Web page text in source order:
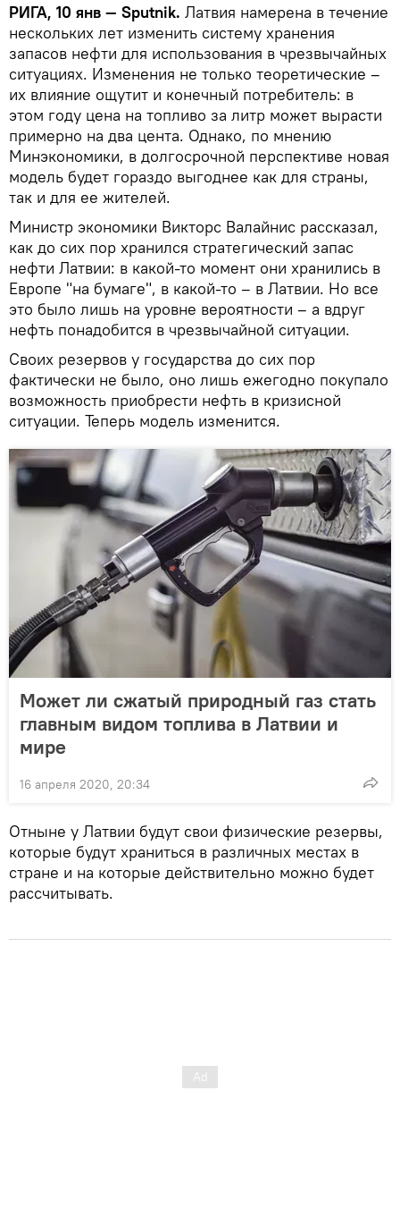
РИГА, 10 янв — Sputnik. Латвия намерена в течение
нескольких лет изменить систему хранения
запасов нефти для использования в чрезвычайных
ситуациях. Изменения не только теоретические –
их влияние ощутит и конечный потребитель: в
этом году цена на топливо за литр может вырасти
примерно на два цента. Однако, по мнению
Минэкономики, в долгосрочной перспективе новая
модель будет гораздо выгоднее как для страны,
так и для ее жителей.
Министр экономики Викторс Валайнис рассказал,
как до сих пор хранился стратегический запас
нефти Латвии: в какой-то момент они хранились в
Европе "на бумаге", в какой-то – в Латвии. Но все
это было лишь на уровне вероятности – а вдруг
нефть понадобится в чрезвычайной ситуации.
Своих резервов у государства до сих пор
фактически не было, оно лишь ежегодно покупало
возможность приобрести нефть в кризисной
ситуации. Теперь модель изменится.
Может ли сжатый природный газ стать
главным видом топлива в Латвии и
мире
16 апреля 2020, 20:34
Отныне у Латвии будут свои физические резервы,
которые будут храниться в различных местах в
стране и на которые действительно можно будет
рассчитывать.